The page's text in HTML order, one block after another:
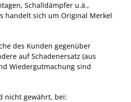
Schalldämpfer u.ä.,
handelt sich um Original Merkel
des Kunden gegenüber
auf Schadenersatz (aus
Wiedergutmachung sind
nicht gewährt, bei: